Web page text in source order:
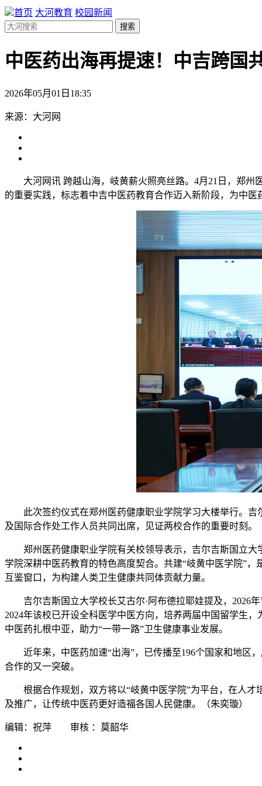
首页 大河教育 校园新闻
搜索
中医药出海再提速！中吉跨国
2026年05月01日18:35
来源：大河网
大河网讯 跨越山海，岐黄薪火照亮丝路。4月21日，郑
的重要实践，标志着中吉中医药教育合作迈入新阶段，为中
此次签约仪式在郑州医药健康职业学院学习大楼举行。
及国际合作处工作人员共同出席，见证两校合作的重要时刻。
郑州医药健康职业学院有关校领导表示，吉尔吉斯国立
学院深耕中医药教育的特色高度契合。共建“岐黄中医学院”
互鉴窗口，为构建人类卫生健康共同体贡献力量。
吉尔吉斯国立大学校长艾古尔·阿布德拉耶娃提及，2026
2024年该校已开设全科医学中医方向，培养两届中国留学生
中医药扎根中亚，助力“一带一路”卫生健康事业发展。
近年来，中医药加速“出海”，已传播至196个国家和地区
合作的又一突破。
根据合作规划，双方将以“岐黄中医学院”为平台，在人
及推广，让传统中医药更好造福各国人民健康。（朱奕璇）
编辑：祝萍 审核 ：莫韶华